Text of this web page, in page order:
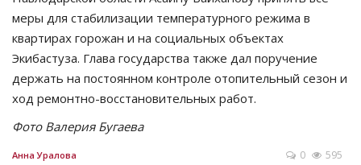
меры для стабилизации температурного режима в
квартирах горожан и на социальных объектах
Экибастуза. Глава государства также дал поручение
держать на постоянном контроле отопительный сезон и
ход ремонтно-восстановительных работ.
Фото Валерия Бугаева
Анна Уралова 0 595